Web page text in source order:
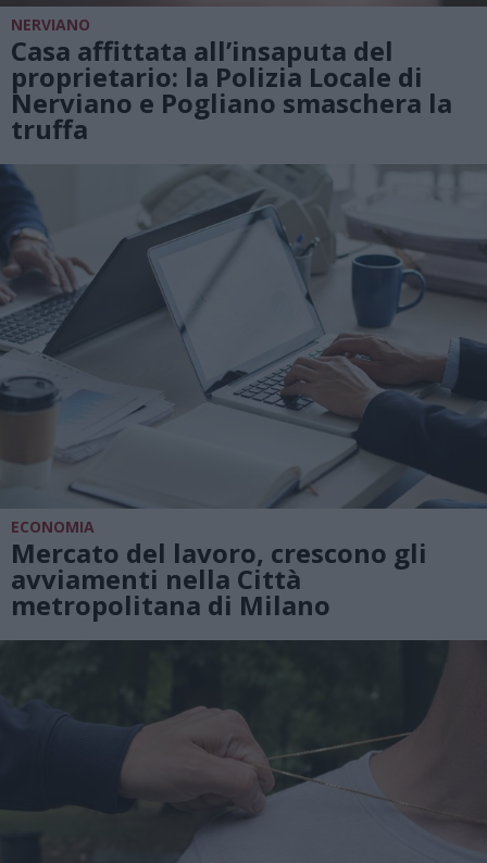
NERVIANO
Casa affittata all’insaputa del
proprietario: la Polizia Locale di
Nerviano e Pogliano smaschera la
truffa
ECONOMIA
Mercato del lavoro, crescono gli
avviamenti nella Città
metropolitana di Milano